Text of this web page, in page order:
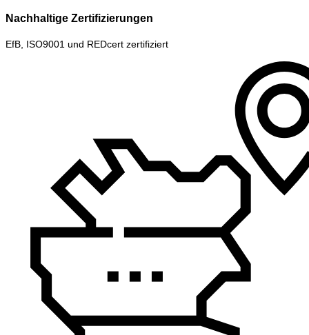
Nachhaltige Zertifizierungen
EfB, ISO9001 und REDcert zertifiziert